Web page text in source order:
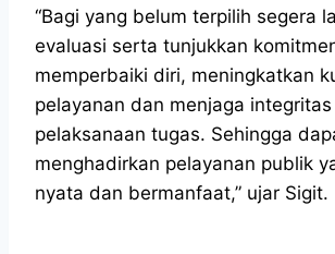
“Bagi yang belum terpilih segera
evaluasi serta tunjukkan
memperbaiki diri, meningkatkan
pelayanan dan menjaga
pelaksanaan tugas. Sehingga
menghadirkan pelayanan publik
nyata dan bermanfaat,” ujar Sigit.